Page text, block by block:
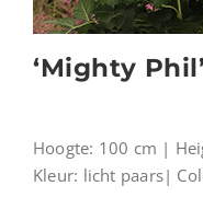
‘Mighty
Hoogte: 100 cm |
Kleur: licht paars|